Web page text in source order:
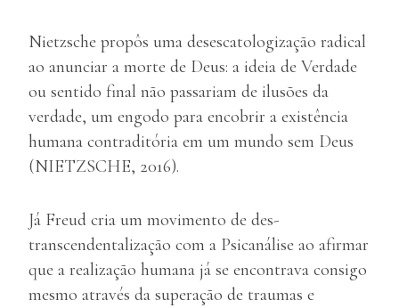
Nietzsche propôs uma desescatologização radical
ao anunciar a morte de Deus: a ideia de Verdade
ou sentido final não passariam de ilusões da
verdade, um engodo para encobrir a existência
humana contraditória em um mundo sem Deus
(NIETZSCHE, 2016).
Já Freud cria um movimento de des-
transcendentalização com a Psicanálise ao afirmar
que a realização humana já se encontrava consigo
mesmo através da superação de traumas e